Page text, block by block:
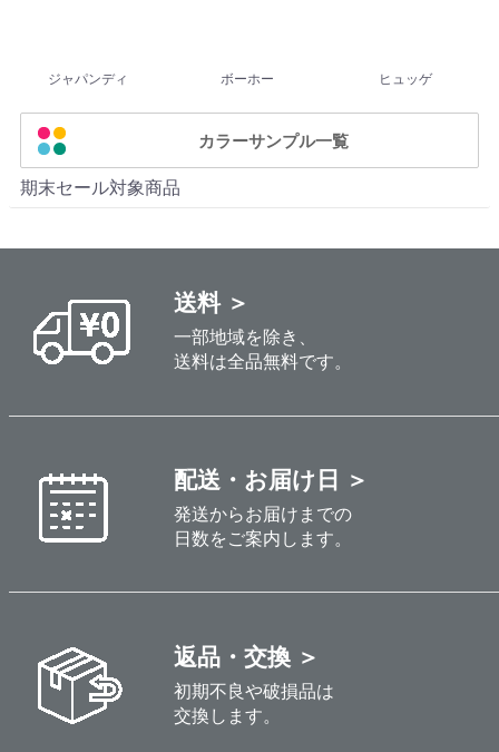
ジャパンディ ボーホー ヒュッゲ
カラーサンプル一覧
期末セール対象商品
送料 ＞
一部地域を除き、
送料は全品無料です。
配送・お届け日 ＞
発送からお届けまでの
日数をご案内します。
返品・交換 ＞
初期不良や破損品は
交換します。